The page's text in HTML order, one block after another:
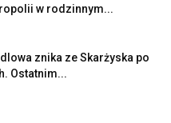
w rodzinnym...
znika ze Skarżyska po
Ostatnim...